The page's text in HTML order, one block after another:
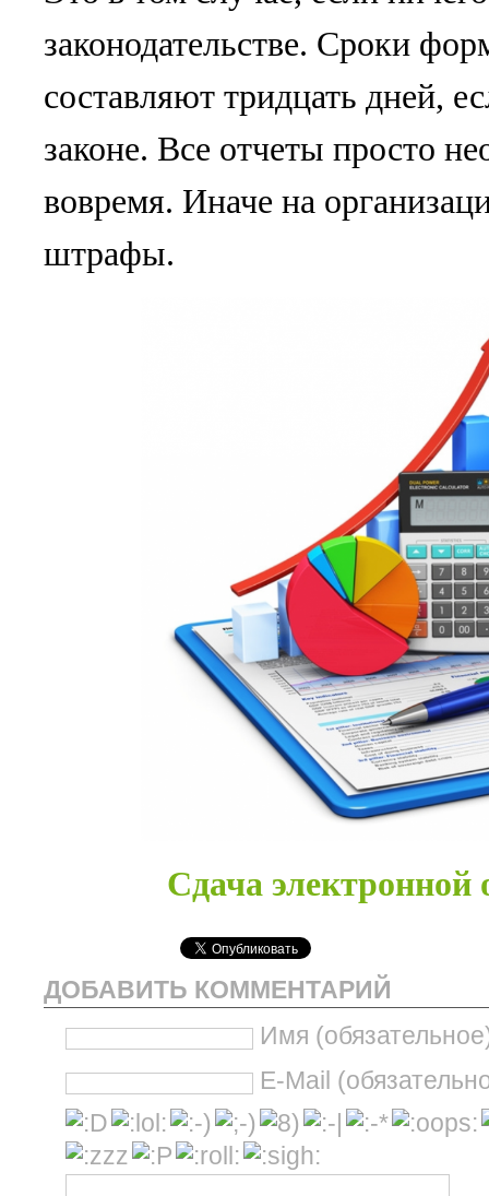
законодательстве. Сроки
составляют тридцать дней,
законе. Все отчеты просто
вовремя. Иначе на
штрафы.
Сдача
ДОБАВИТЬ КОММЕНТАРИЙ
Имя
E-Mail